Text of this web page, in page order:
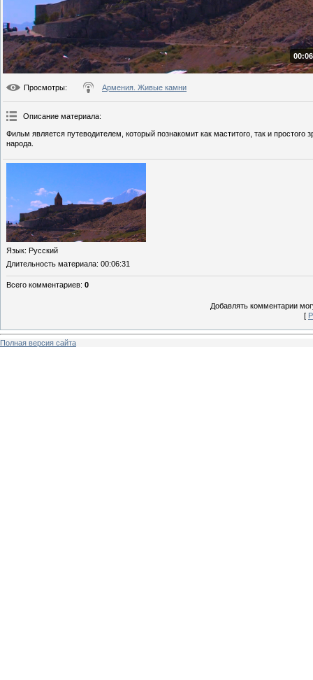
Просмотры: Армения. Живые камни
Описание материала:
Фильм является путеводителем, который познакомит как маститого, так и
народа.
Язык: Русский
Длительность материала: 00:06:31
Всего комментариев: 0
Добавлять комментарии
[
Полная версия сайта